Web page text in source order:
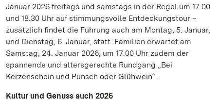
Januar 2026 freitags und samstags in der Regel um 17.00
und 18.30 Uhr auf stimmungsvolle Entdeckungstour –
zusätzlich findet die Führung auch am Montag, 5. Januar,
und Dienstag, 6. Januar, statt. Familien erwartet am
Samstag, 24. Januar 2026, um 17.00 Uhr zudem der
spannende und altersgerechte Rundgang „Bei
Kerzenschein und Punsch oder Glühwein“.
Kultur und Genuss auch 2026